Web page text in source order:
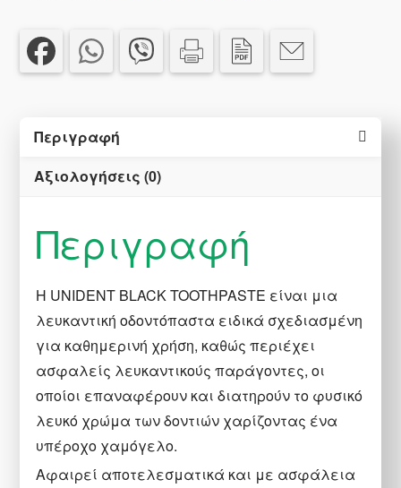
Specially
Designed
For
Use
ποσότητα
Περιγραφή
Αξιολογήσεις (0)
Περιγραφή
Η UNIDENT BLACK TOOTHPASTE είναι μια
λευκαντική οδοντόπαστα ειδικά σχεδιασμένη
για καθημερινή χρήση, καθώς περιέχει
ασφαλείς λευκαντικούς παράγοντες, οι
οποίοι επαναφέρουν και διατηρούν το φυσικό
λευκό χρώμα των δοντιών χαρίζοντας ένα
υπέροχο χαμόγελο.
Αφαιρεί αποτελεσματικά και με ασφάλεια